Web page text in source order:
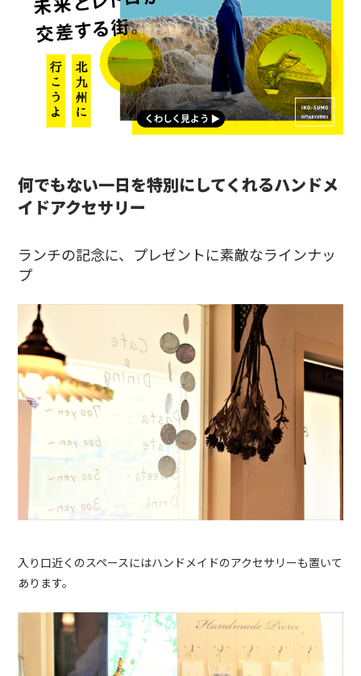
何でもない一日を特別にしてくれるハンドメ
イドアクセサリー
ランチの記念に、プレゼントに素敵なラインナッ
プ
入り口近くのスペースにはハンドメイドのアクセサリーも置いて
あります。